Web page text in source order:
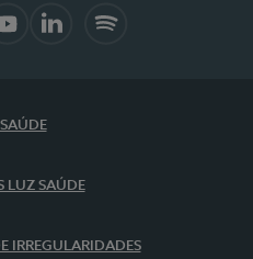
LUZ SAÚDE
IRREGULARIDADES